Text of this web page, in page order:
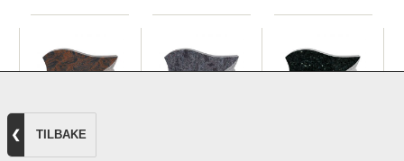
Royal
❮ TILBAKE